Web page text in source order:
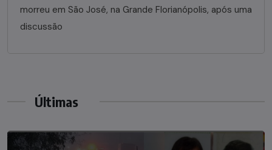
morreu em São José, na Grande Florianópolis, após uma
discussão
Últimas